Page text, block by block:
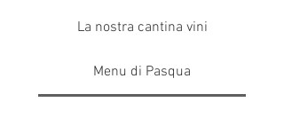
La nostra cantina vini
Menu di Pasqua